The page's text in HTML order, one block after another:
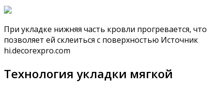
При укладке нижняя часть кровли прогревается, что
позволяет ей склеиться с поверхностью Источник
hi.decorexpro.com
Технология укладки мягкой